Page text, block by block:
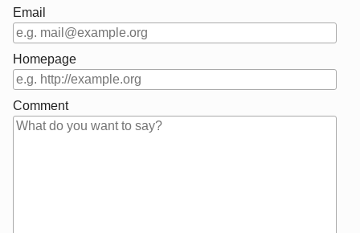
Email
Homepage
Comment